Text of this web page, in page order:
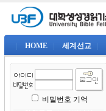
HOME 세계선교
비밀번호 기억